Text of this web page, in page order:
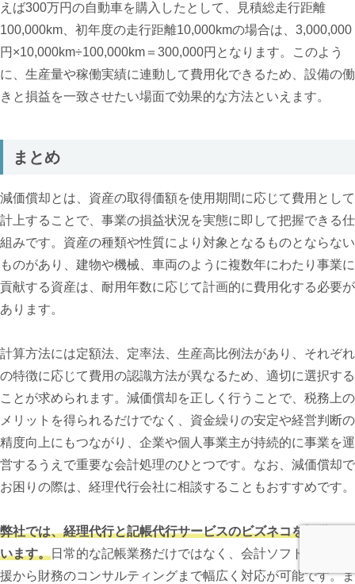
えば300万円の自動車を購入したとして、見積総走行距離
100,000km、初年度の走行距離10,000kmの場合は、3,000,000
円×10,000km÷100,000km＝300,000円となります。このよう
に、生産量や稼働実績に連動して費用化できるため、設備の働
きと損益を一致させたい場面で効果的な方法といえます。
まとめ
減価償却とは、資産の取得価額を使用期間に応じて費用として
計上することで、事業の損益状況を実態に即して把握できる仕
組みです。資産の種類や性質により対象となるものとならない
ものがあり、建物や機械、車両のように複数年にわたり事業に
貢献する資産は、耐用年数に応じて計画的に費用化する必要が
あります。
計算方法には定額法、定率法、生産高比例法があり、それぞれ
の特徴に応じて費用の認識方法が異なるため、適切に選択する
ことが求められます。減価償却を正しく行うことで、税務上の
メリットを得られるだけでなく、資金繰りの安定や経営判断の
精度向上にもつながり、企業や個人事業主が持続的に事業を運
営するうえで重要な会計処理のひとつです。なお、減価償却で
お困りの際は、経理代行会社に相談することもおすすめです。
弊社では、経理代行と記帳代行サービスのビズネコを提供して
います。日常的な記帳業務だけではなく、会計ソフトの導入支
援から財務のコンサルティングまで幅広く対応が可能です。ま